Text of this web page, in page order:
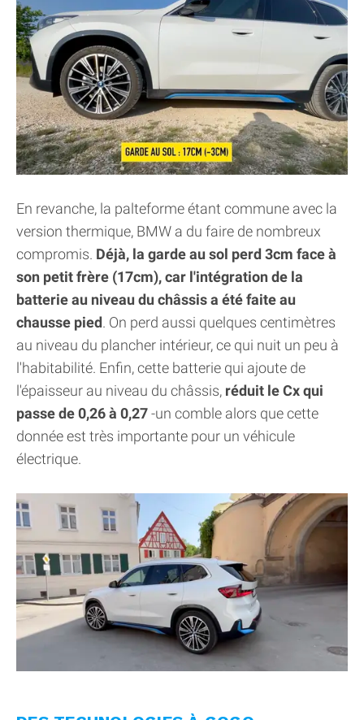
En revanche, la palteforme étant commune avec la
version thermique, BMW a du faire de nombreux
compromis. Déjà, la garde au sol perd 3cm face à
son petit frère (17cm), car l'intégration de la
batterie au niveau du châssis a été faite au
chausse pied. On perd aussi quelques centimètres
au niveau du plancher intérieur, ce qui nuit un peu à
l'habitabilité. Enfin, cette batterie qui ajoute de
l'épaisseur au niveau du châssis, réduit le Cx qui
passe de 0,26 à 0,27-un comble alors que cette
donnée est très importante pour un véhicule
électrique.